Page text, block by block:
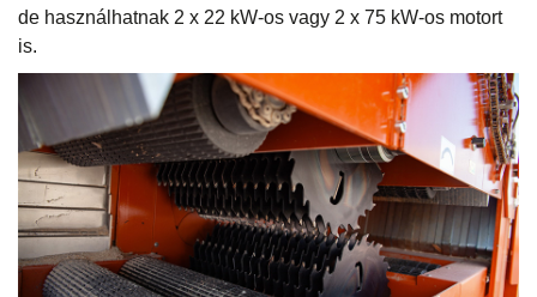
de használhatnak 2 x 22 kW-os vagy 2 x 75 kW-os motort
is.